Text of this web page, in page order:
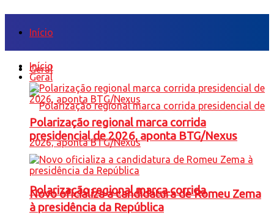
Início
Geral
Polarização regional marca corrida
Início
Geral
Polarização regional marca corrida
presidencial de 2026, aponta BTG/Nexus
Novo oficializa a candidatura de Romeu Zema
à presidência da República